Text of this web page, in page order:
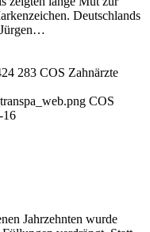
Deutschlands
Jürgen…
283 COS Zahnärzte
COS
16
Jahrzehnten wurde